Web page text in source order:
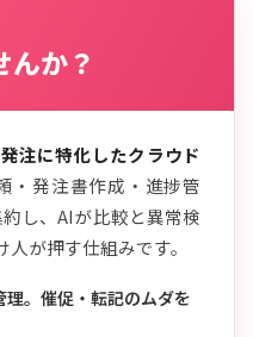
か？
注に特化したクラウド
・発注書作成・進捗管
し、AIが比較と異常検
が押す仕組みです。
。催促・転記のムダを